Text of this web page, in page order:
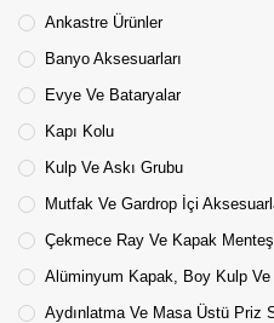
Ankastre Ürünler
Banyo Aksesuarları
Evye Ve Bataryalar
Kapı Kolu
Kulp Ve Askı Grubu
Mutfak Ve Gardrop İçi
Çekmece Ray Ve Kapak
Alüminyum Kapak, Boy Kulp
Aydınlatma Ve Masa Üstü Priz